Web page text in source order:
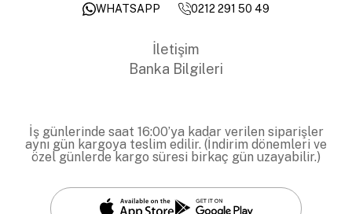
WHATSAPP
0212 291 50 49
İletişim
Banka Bilgileri
İş günlerinde saat 16:00’ya kadar verilen siparişler
aynı gün kargoya teslim edilir. (İndirim dönemleri ve
özel günlerde kargo süresi birkaç gün uzayabilir.)